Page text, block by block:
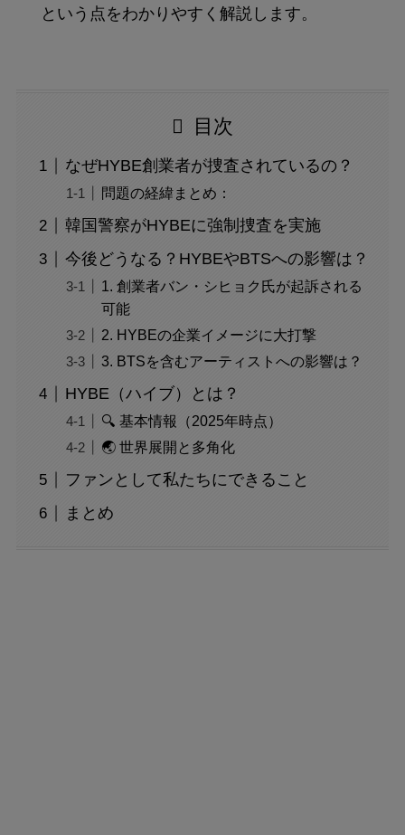
という点をわかりやすく解説します。
目次
なぜHYBE創業者が捜査されているの？
問題の経緯まとめ：
韓国警察がHYBEに強制捜査を実施
今後どうなる？HYBEやBTSへの影響は？
1. 創業者バン・シヒョク氏が起訴される
可能
2. HYBEの企業イメージに大打撃
3. BTSを含むアーティストへの影響は？
HYBE（ハイブ）とは？
🔍 基本情報（2025年時点）
🌏 世界展開と多角化
ファンとして私たちにできること
まとめ